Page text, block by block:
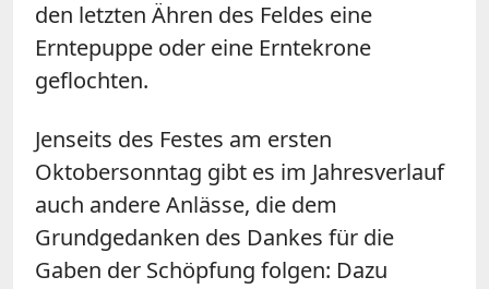
den letzten Ähren des Feldes eine
Erntepuppe oder eine Erntekrone
geflochten.
Jenseits des Festes am ersten
Oktobersonntag gibt es im Jahresverlauf
auch andere Anlässe, die dem
Grundgedanken des Dankes für die
Gaben der Schöpfung folgen: Dazu